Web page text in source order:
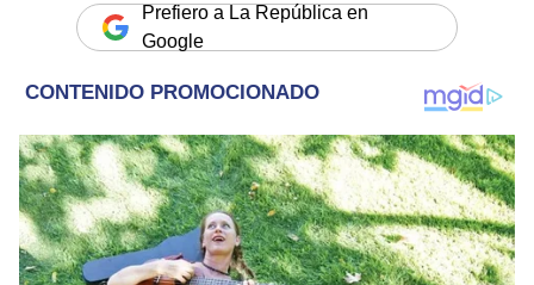
Prefiero a La República en
Google